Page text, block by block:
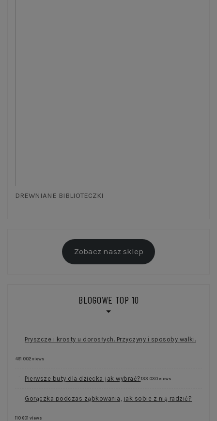
DREWNIANE BIBLIOTECZKI
Zobacz nasz sklep
BLOGOWE TOP 10
Pryszcze i krosty u dorosłych. Przyczyny i sposoby walki.
491 002 views
Pierwsze buty dla dziecka jak wybrać? 133 030 views
Gorączka podczas ząbkowania, jak sobie z nią radzić?
110 601 views